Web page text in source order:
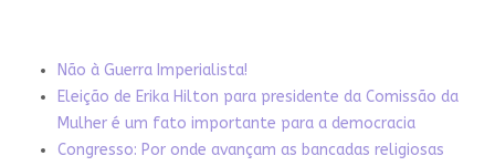
Não à Guerra Imperialista!
Eleição de Erika Hilton para presidente da Comissão da
Mulher é um fato importante para a democracia
Congresso: Por onde avançam as bancadas religiosas